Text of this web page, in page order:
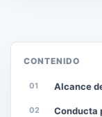
CONTENIDO
01 Alcance
02 Conducta